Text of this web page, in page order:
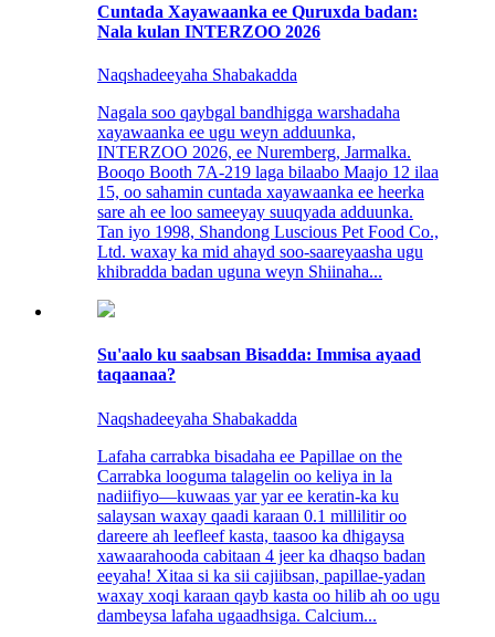
Cuntada Xayawaanka ee Quruxda badan:
Nala kulan INTERZOO 2026
Naqshadeeyaha Shabakadda
Nagala soo qaybgal bandhigga warshadaha
xayawaanka ee ugu weyn adduunka,
INTERZOO 2026, ee Nuremberg, Jarmalka.
Booqo Booth 7A-219 laga bilaabo Maajo 12 ilaa
15, oo sahamin cuntada xayawaanka ee heerka
sare ah ee loo sameeyay suuqyada adduunka.
Tan iyo 1998, Shandong Luscious Pet Food Co.,
Ltd. waxay ka mid ahayd soo-saareyaasha ugu
khibradda badan uguna weyn Shiinaha...
Su'aalo ku saabsan Bisadda: Immisa ayaad
taqaanaa?
Naqshadeeyaha Shabakadda
Lafaha carrabka bisadaha ee Papillae on the
Carrabka looguma talagelin oo keliya in la
nadiifiyo—kuwaas yar yar ee keratin-ka ku
salaysan waxay qaadi karaan 0.1 millilitir oo
dareere ah leefleef kasta, taasoo ka dhigaysa
xawaarahooda cabitaan 4 jeer ka dhaqso badan
eeyaha! Xitaa si ka sii cajiibsan, papillae-yadan
waxay xoqi karaan qayb kasta oo hilib ah oo ugu
dambeysa lafaha ugaadhsiga. Calcium...